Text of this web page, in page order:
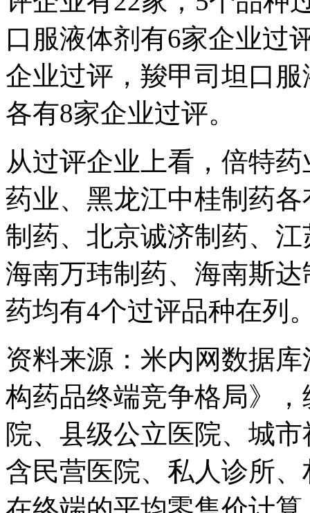
口服液体剂有6家企业过
企业过评，羧甲司坦口
各有8家企业过评。
从过评企业上看，倍特
药业、黑龙江中桂制药
制药、北京诚济制药、
海南万玮制药、海南斯
药均有4个过评品种在列
资料来源：米内网数据
构药品终端竞争格局》
院、县级公立医院、城
含民营医院、私人诊所